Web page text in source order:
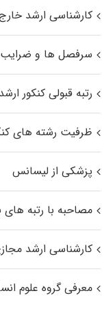
کارشناسی ارشد
سرفصل ها و
رتبه قبولی کنکور ارشد
ظرفیت رشته های
پزشکی از لیسانس
مصاحبه با رتبه های
کارشناسی ارشد
معرفی گروه علوم